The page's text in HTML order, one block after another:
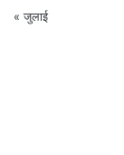
« जुलाई